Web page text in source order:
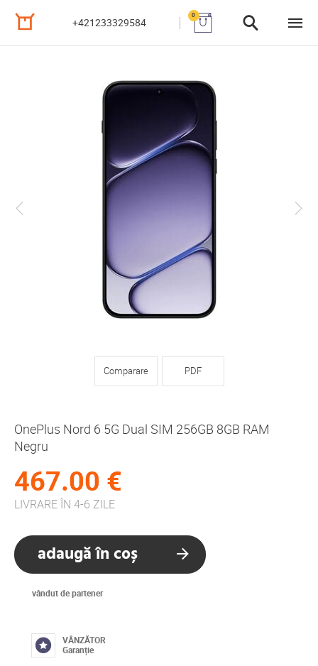
+421233329584
0
Comparare PDF
OnePlus Nord 6 5G Dual SIM 256GB 8GB RAM
Negru
467.00 €
LIVRARE ÎN 4-6 ZILE
adaugă în coș
vândut de partener
VÂNZĂTOR
Garanție